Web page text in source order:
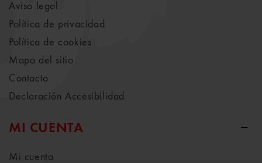
Aviso legal
Política de privacidad
Política de cookies
Mapa del sitio
Contacto
Declaración Accesibilidad
MI CUENTA
Mi cuenta